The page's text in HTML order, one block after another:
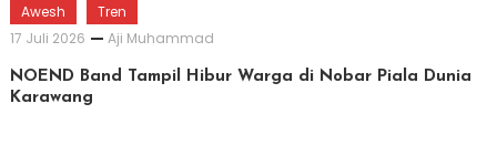
Awesh
Tren
17 Juli 2026
Aji Muhammad
NOEND Band Tampil Hibur Warga di Nobar Piala Dunia
Karawang